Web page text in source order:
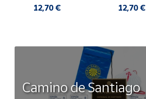
12,70 € 12,70 €
Camino de Santiago